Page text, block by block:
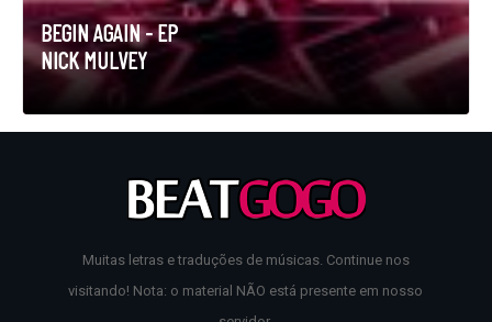
BEGIN AGAIN - EP
NICK MULVEY
Muitas letras e traduções de músicas. Continue nos
visitando! Nota: o material NÃO está presente em nosso